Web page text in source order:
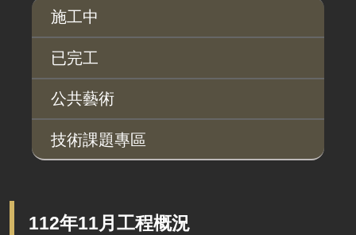
施工中
已完工
公共藝術
技術課題專區
112年11月工程概況